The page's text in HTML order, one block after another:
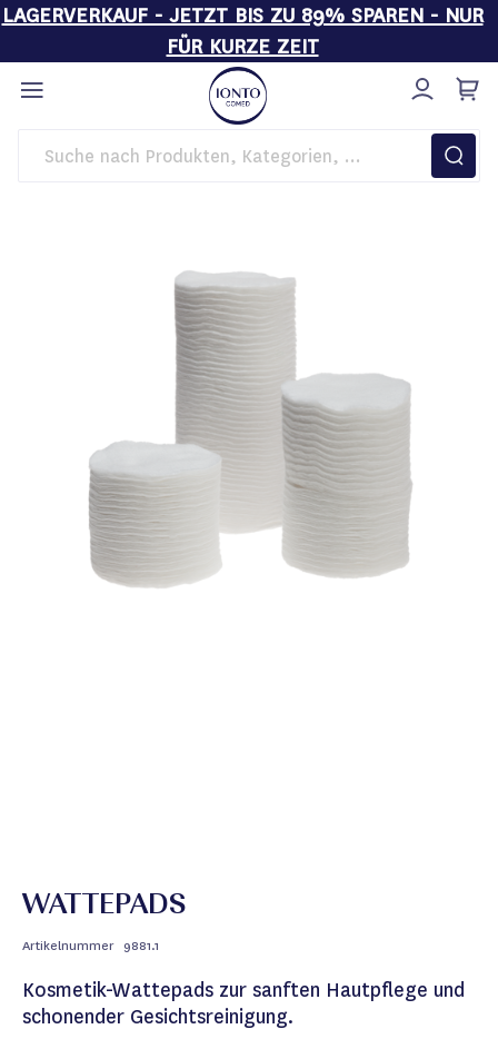
LAGERVERKAUF - JETZT BIS ZU 89% SPAREN - NUR
FÜR KURZE ZEIT
Direkt
zum
Inhalt
Startseite Wattepads
WATTEPADS
Artikelnummer 9881.1
Kosmetik-Wattepads zur sanften Hautpflege und
schonender Gesichtsreinigung.